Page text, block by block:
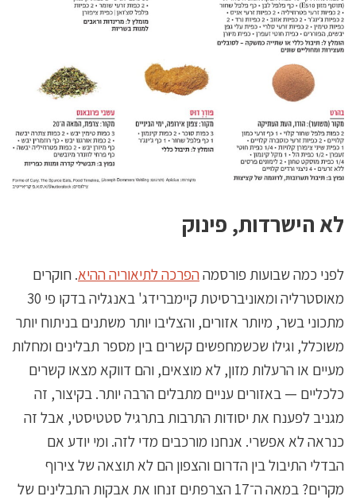
לא הישרדות, פינוק
לפני כמה שבועות פורסמההפרכה לתיאוריה ההיא. חוקרים
מאוסטרליה ומאוניברסיטת קיימברידג' באנגליה בדקו פי 30
מתכוני בשר, מיותר אזורים, והצליבו יותר משתנים בניתוח יותר
משוכלל, וגילו שכשמחפשים קשרים בין מספר תבלינים ומחלות
מעיים או הרעלות מזון, לא מוצאים, והם דווקא מצאו קשרים
כלכליים — באזורים עניים מתבלים הרבה יותר. בקיצור, זה
מגניב לפענח את יסודות התרבות בתרגיל סטטיסטי, אבל זה
כנראה לא אפשרי. אנחנו מורכבים מדי לזה. ומי יודע אם
הבדלי התיבול בין הדרום והצפון הם לא תוצאה של צירוף
מקרים? במאה ה־17 הצרפתים זנחו את אבקות התבלינים של